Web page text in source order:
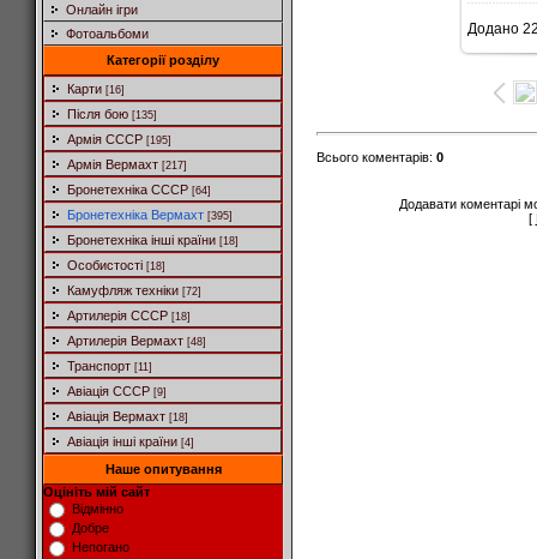
Онлайн ігри
Фотоальбоми
Категорії розділу
Карти [16]
Після бою [135]
Армія СССР [195]
Армія Вермахт [217]
Бронетехніка СССР [64]
Бронетехніка Вермахт [395]
Бронетехніка інші країни [18]
Особистості [18]
Камуфляж техніки [72]
Артилерія СССР [18]
Артилерія Вермахт [48]
Транспорт [11]
Авіація СССР [9]
Авіація Вермахт [18]
Авіація інші країни [4]
Наше опитування
Оцініть мій сайт
Відмінно
Добре
Непогано
Додано
Всього коментарів: 0
Додавати коментарі
[